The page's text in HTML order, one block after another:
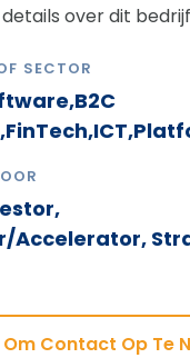
over dit
SECTOR
Accelerator,
Om Contact Op Te